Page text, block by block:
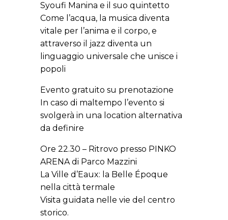
Syoufi Manina e il suo quintetto
Come l’acqua, la musica diventa
vitale per l’anima e il corpo, e
attraverso il jazz diventa un
linguaggio universale che unisce i
popoli
Evento gratuito su prenotazione
In caso di maltempo l’evento si
svolgerà in una location alternativa
da definire
Ore 22.30 – Ritrovo presso PINKO
ARENA di Parco Mazzini
La Ville d’Eaux: la Belle Époque
nella città termale
Visita guidata nelle vie del centro
storico.